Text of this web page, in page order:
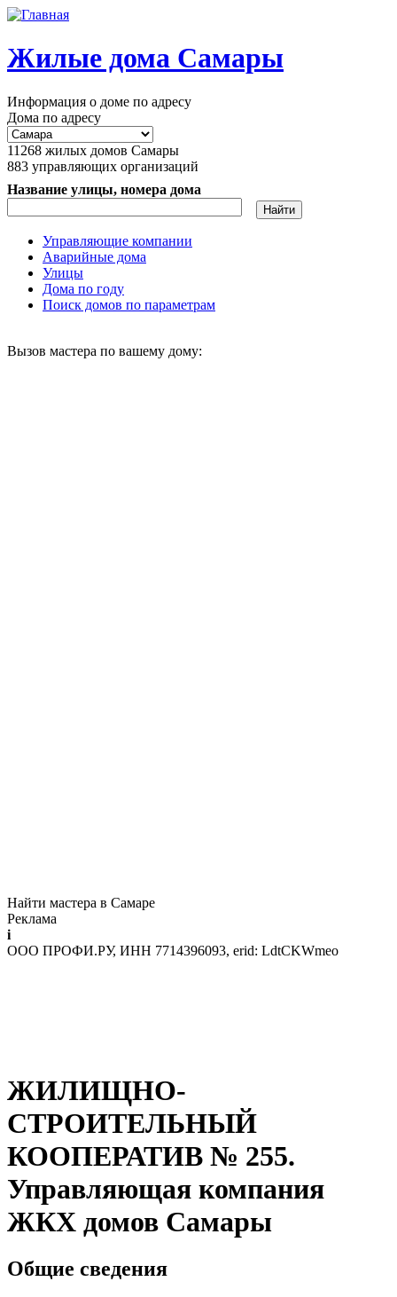
Перейти к основному содержанию
Жилые дома Самары
Информация о доме по адресу
Дома по адресу
11268 жилых домов Самары
883 управляющих организаций
Название улицы, номера дома
Главное меню
Управляющие компании
Аварийные дома
Улицы
Дома по году
Поиск домов по параметрам
Вызов мастера по вашему дому:
Найти мастера в Самаре
Реклама
i
ООО ПРОФИ.РУ, ИНН 7714396093, erid: LdtCKWmeo
ЖИЛИЩНО-
СТРОИТЕЛЬНЫЙ
КООПЕРАТИВ № 255.
Управляющая компания
ЖКХ домов Самары
Общие сведения